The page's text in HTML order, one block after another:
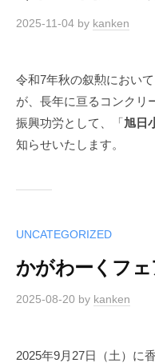
2025-11-04 by kanken
令和7年秋の叙勲におい
が、長年に亘るコンクリ
振興功労として、「旭日
知らせいたします。
UNCATEGORIZED
かがわーくフ
2025-08-20 by kanken
2025年9月27日（土）に